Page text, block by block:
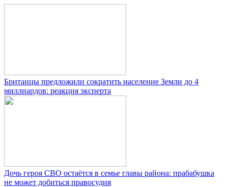
Британцы предложили сократить население Земли до 4
миллиардов: реакция эксперта
Дочь героя СВО остаётся в семье главы района: прабабушка
не может добиться правосудия